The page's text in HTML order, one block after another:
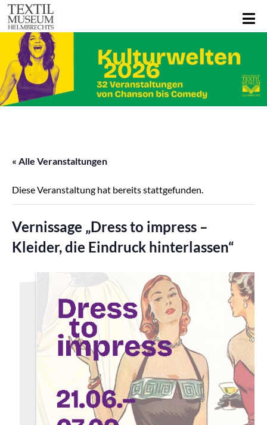
« Alle Veranstaltungen
Diese Veranstaltung hat bereits stattgefunden.
Vernissage „Dress to impress –
Kleider, die Eindruck hinterlassen“